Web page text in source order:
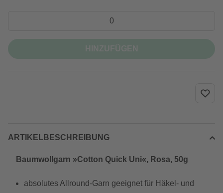
ARTIKELBESCHREIBUNG
Baumwollgarn »Cotton Quick Uni«, Rosa, 50g
absolutes Allround-Garn geeignet für Häkel- und